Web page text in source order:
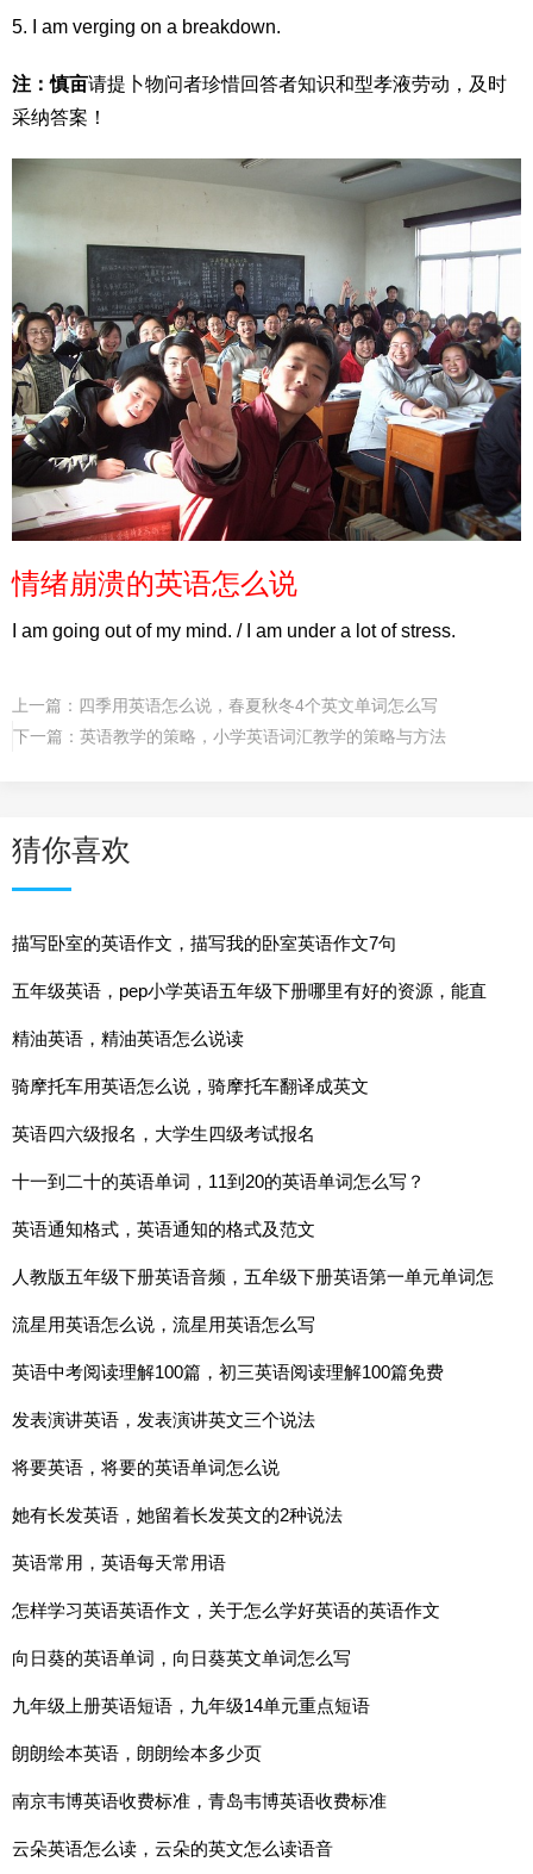
5. I am verging on a breakdown.
注：慎亩请提卜物问者珍惜回答者知识和型孝液劳动，及时
采纳答案！
情绪崩溃的英语怎么说
I am going out of my mind. / I am under a lot of stress.
上一篇： 四季用英语怎么说，春夏秋冬4个英文单词怎么写
下一篇： 英语教学的策略，小学英语词汇教学的策略与方法
猜你喜欢
描写卧室的英语作文，描写我的卧室英语作文7句
五年级英语，pep小学英语五年级下册哪里有好的资源，能直
接看的，我搜到一些都要联系上传人的，打不开呀
精油英语，精油英语怎么说读
骑摩托车用英语怎么说，骑摩托车翻译成英文
英语四六级报名，大学生四级考试报名
十一到二十的英语单词，11到20的英语单词怎么写？
英语通知格式，英语通知的格式及范文
人教版五年级下册英语音频，五牟级下册英语第一单元单词怎
么读
流星用英语怎么说，流星用英语怎么写
英语中考阅读理解100篇，初三英语阅读理解100篇免费
发表演讲英语，发表演讲英文三个说法
将要英语，将要的英语单词怎么说
她有长发英语，她留着长发英文的2种说法
英语常用，英语每天常用语
怎样学习英语英语作文，关于怎么学好英语的英语作文
向日葵的英语单词，向日葵英文单词怎么写
九年级上册英语短语，九年级14单元重点短语
朗朗绘本英语，朗朗绘本多少页
南京韦博英语收费标准，青岛韦博英语收费标准
云朵英语怎么读，云朵的英文怎么读语音